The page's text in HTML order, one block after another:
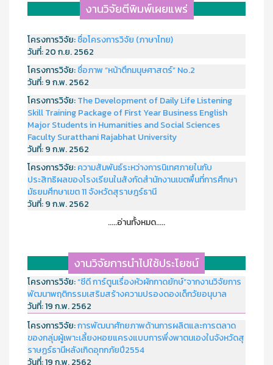
งานวิจัยตีพิมพ์เผยแพร่
โครงการวิจัย:ชื่อโครงการวิจัย (ภาษาไทย)
วันที่:20 ก.ย. 2562
โครงการวิจัย:ชื่อภาพ “หน้าตึกมนุษศาสตร์” No.2
วันที่:9 ก.พ. 2562
โครงการวิจัย:The Development of Daily Life Listening
Skill Training Package of First Year Business English
Major Students in Humanities and Social Sciences
Faculty Suratthani Rajabhat University
วันที่:9 ก.พ. 2562
โครงการวิจัย:ความสัมพันธ์ระหว่างการนิเทศภายในกับ
ประสิทธิผลของโรงเรียนในสังกัดสำนักงานเขตพื้นที่การศึกษา
มัธยมศึกษาเขต 11 จังหวัดสุราษฎร์ธานี
วันที่:9 ก.พ. 2562
.....อ่านทั้งหมด.....
งานวิจัยการนำไปใช้ประโยชน์
โครงการวิจัย:“ซีดี การ์ตูนเรื่องหัวผักกาดยักษ์”จากงานวิจัยการ
พัฒนาพฤติกรรมเสริมสร้างความปรองดองเด็กวัยอนุบาล
วันที่:19 ก.พ. 2562
โครงการวิจัย:การพัฒนาศักยภาพด้านการผลิตและการตลาด
ของกลุ่มผู้เพาะเลี้ยงหอยแครงแบบการพึ่งพาตนเองในจังหวัดสุ
ราษฏร์ธานีหลังเกิดอุทกภัยปี2554
วันที่:19 ก.พ. 2562